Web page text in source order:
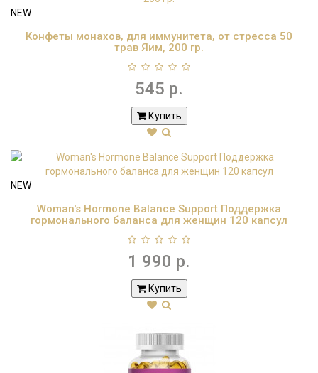
NEW
Конфеты монахов, для иммунитета, от стресса 50
трав Яим, 200 гр.
545 р.
Купить
NEW
Woman's Hormone Balance Support Поддержка
гормонального баланса для женщин 120 капсул
1 990 р.
Купить